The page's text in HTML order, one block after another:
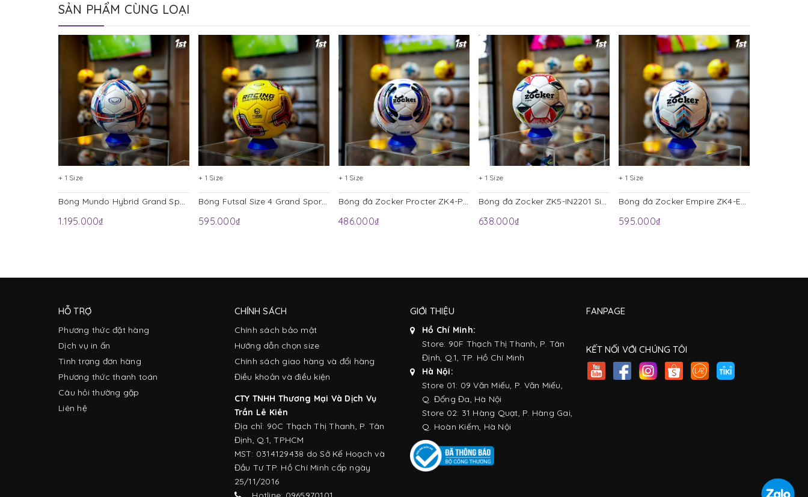
SẢN PHẨM CÙNG LOẠI
+ 1 Size
Bóng Mundo Hybrid Grand Sport 331109 S5 Trắng
1.195.000₫
+ 1 Size
Bóng Futsal Size 4 Grand Sport 330031 Vàng
595.000₫
+ 1 Size
Bóng đá Zocker Procter ZK4-P204 Size 4
486.000₫
+ 1 Size
Bóng đá Zocker ZK5-IN2201 Size 5
638.000₫
+ 1 Size
Bóng đá Zocker Empire ZK4-EN204 Size 4
595.000₫
HỖ TRỢ
Phương thức đặt hàng
Dịch vụ in ấn
Tình trạng đơn hàng
Phương thức thanh toán
Câu hỏi thường gặp
Liên hệ
CHÍNH SÁCH
Chính sách bảo mật
Hướng dẫn chọn size
Chính sách giao hàng và đổi hàng
Điều khoản và điều kiện
CTY TNHH Thương Mại Và Dịch Vụ
Trần Lê Kiên
Địa chỉ: 90C Thạch Thị Thanh, P. Tân
Định, Q.1, TPHCM
MST: 0314129438 do Sở Kế Hoạch và
Đầu Tư TP. Hồ Chí Minh cấp ngày
25/11/2016
GIỚI THIỆU
Hồ Chí Minh:
Store: 90F Thạch Thị Thanh, P. Tân
Định, Q.1, TP. Hồ Chí Minh
Hà Nội:
Store 01: 09 Văn Miếu, P. Văn Miếu,
Q. Đống Đa, Hà Nội
Store 02: 31 Hàng Quạt, P. Hàng Gai,
Q. Hoàn Kiếm, Hà Nội
FANPAGE
KẾT NỐI VỚI CHÚNG TÔI